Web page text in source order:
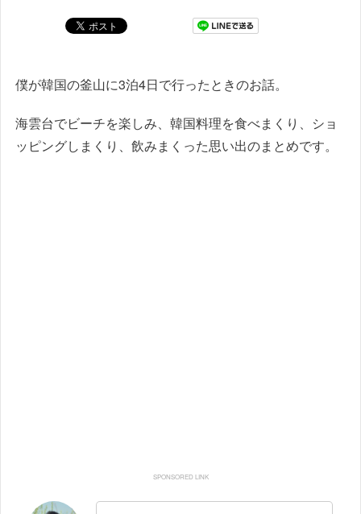
僕が韓国の釜山に3泊4日で行ったときのお話。
海雲台でビーチを楽しみ、韓国料理を食べまくり、ショ
ッピングしまくり、飲みまくった思い出のまとめです。